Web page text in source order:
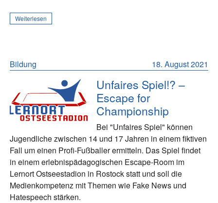
Weiterlesen
18. August 2021
Bildung
Unfaires Spiel!? –
Escape for
Championship
Bei "Unfaires Spiel" können
Jugendliche zwischen 14 und 17 Jahren in einem fiktiven
Fall um einen Profi-Fußballer ermitteln. Das Spiel findet
in einem erlebnispädagogischen Escape-Room im
Lernort Ostseestadion in Rostock statt und soll die
Medienkompetenz mit Themen wie Fake News und
Hatespeech stärken.